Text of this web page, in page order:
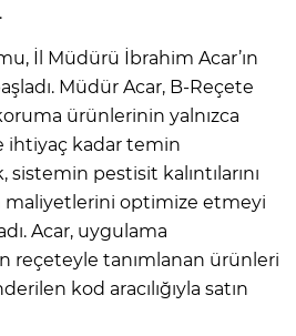
İl Müdürü İbrahim Acar’ın
Müdür Acar, B-Reçete
ürünlerinin yalnızca
ihtiyaç kadar temin
pestisit kalıntılarını
maliyetlerini optimize etmeyi
Acar, uygulama
reçeteyle tanımlanan ürünleri
kod aracılığıyla satın